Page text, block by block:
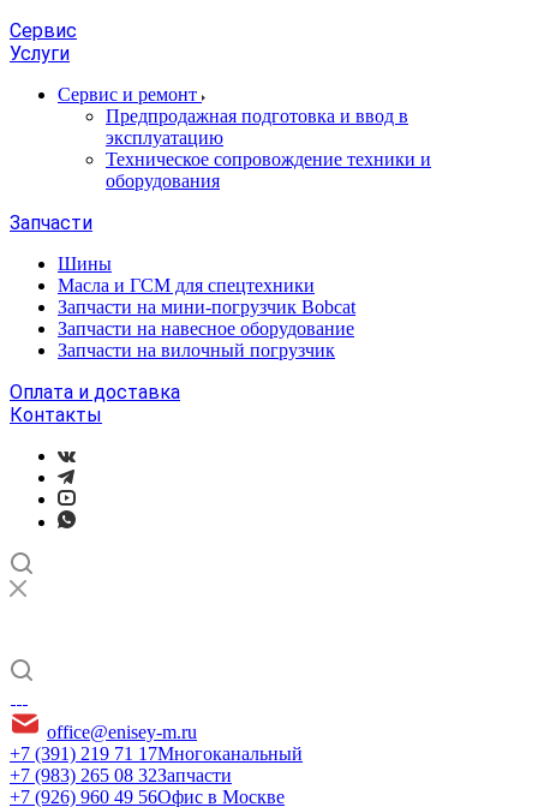
Сервис
Услуги
Сервис и ремонт
Предпродажная подготовка и ввод в
эксплуатацию
Техническое сопровождение техники и
оборудования
Запчасти
Шины
Масла и ГСМ для спецтехники
Запчасти на мини-погрузчик Bobcat
Запчасти на навесное оборудование
Запчасти на вилочный погрузчик
Оплата и доставка
Контакты
office@enisey-m.ru
+7 (391) 219 71 17Многоканальный
+7 (983) 265 08 32Запчасти
+7 (926) 960 49 56Офис в Москве